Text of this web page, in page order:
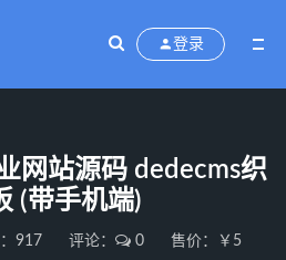
登录
网站源码 dedecms织
(带手机端)
917 评论： 0 售价：￥5